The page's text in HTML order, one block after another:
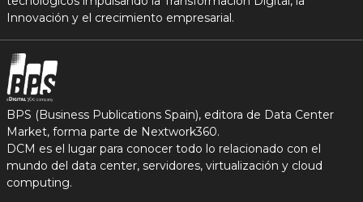
Innovación y el crecimiento empresarial.
BPS (Business Publications Spain), editora de Data Center
Market, forma parte de Nextwork360.
DCM es el lugar para conocer todo lo relacionado con el
mundo del data center, servidores, virtualización y cloud
computing.